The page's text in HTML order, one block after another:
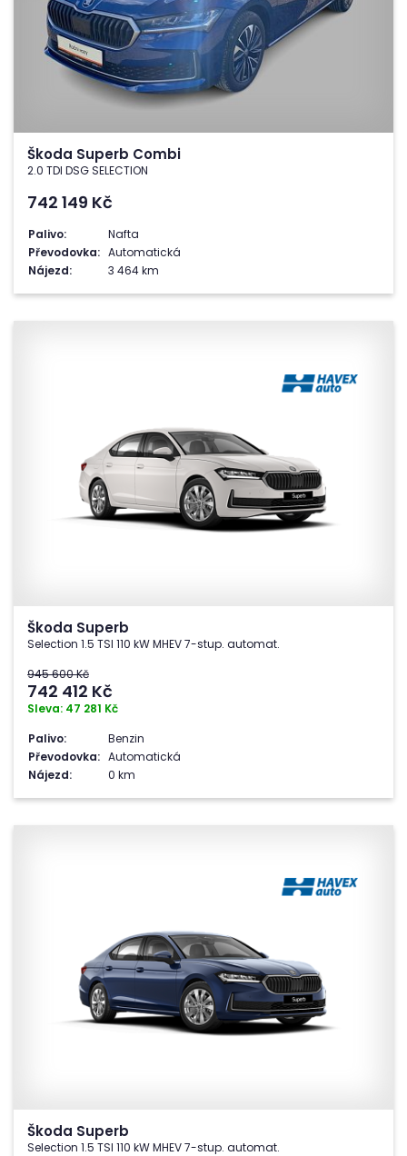
Škoda Superb Combi
2.0 TDI DSG SELECTION
742 149 Kč
Palivo:
Nafta
Převodovka: Automatická
Nájezd:
3 464 km
Škoda Superb
Selection 1.5 TSI 110 kW MHEV 7-stup. automat.
945 600 Kč
742 412 Kč
Sleva: 47 281 Kč
Palivo:
Benzin
Převodovka: Automatická
Nájezd:
0 km
Škoda Superb
Selection 1.5 TSI 110 kW MHEV 7-stup. automat.